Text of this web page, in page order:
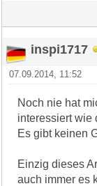
inspi1717
07.09.2014, 11:52
Noch nie hat
interessiert wie
Es gibt keinen
Einzig dieses
auch immer es